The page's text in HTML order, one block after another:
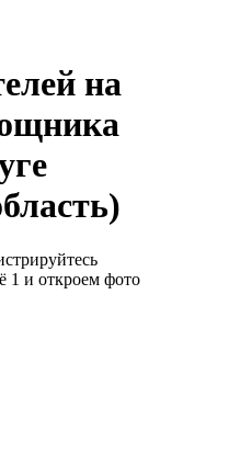
на
1 и откроем фото